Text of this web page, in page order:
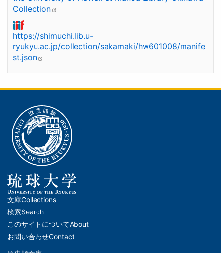
Collection
https://shimuchi.lib.u-
ryukyu.ac.jp/collection/sakamaki/hw601008/manife
st.json
メ
イ
ン
文庫Collections
検索Search
このサイトについてAbout
お問い合わせContact